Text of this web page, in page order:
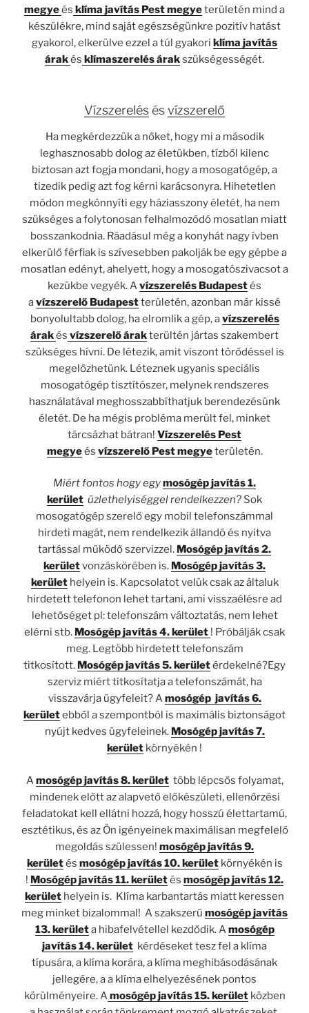
megyeés klíma javítás Pest megyeterületén mind a
készülékre, mind saját egészségünkre pozitív hatást
gyakorol, elkerülve ezzel a túl gyakori klíma javítás
árakés klímaszerelés árakszükségességét.
Vízszerelés ésvízszerelő
Ha megkérdezzük a nőket, hogy mi a második
leghasznosabb dolog az életükben, tízből kilenc
biztosan azt fogja mondani, hogy a mosogatógép, a
tizedik pedig azt fog kérni karácsonyra. Hihetetlen
módon megkönnyíti egy háziasszony életét, ha nem
szükséges a folytonosan felhalmozódó mosatlan miatt
bosszankodnia. Ráadásul még a konyhát nagy ívben
elkerülő férfiak is szívesebben pakolják be egy gépbe a
mosatlan edényt, ahelyett, hogy a mosogatószivacsot a
kezükbe vegyék. Avízszerelés Budapestés
avízszerelő Budapestterületén, azonban már kissé
bonyolultabb dolog, ha elromlik a gép, avízszerelés
árakés vízszerelő árakterültén jártas szakembert
szükséges hívni. De létezik, amit viszont törődéssel is
megelőzhetünk. Léteznek ugyanis speciális
mosogatógép tisztítószer, melynek rendszeres
használatával meghosszabbíthatjuk berendezésünk
életét. De ha mégis probléma merült fel, minket
tárcsázhat bátran! Vízszerelés Pest
megyeés vízszerelő Pest megyeterületén.
Miért fontos hogy egymosógép javítás 1.
kerület üzlethelyiséggel rendelkezzen? Sok
mosogatógép szerelő egy mobil telefonszámmal
hirdeti magát, nem rendelkezik állandó és nyitva
tartással működő szervizzel. Mosógép javítás 2.
kerületvonzáskörében is. Mosógép javítás 3.
kerülethelyein is. Kapcsolatot velük csak az általuk
hirdetett telefonon lehet tartani, ami visszaélésre ad
lehetőséget pl: telefonszám változtatás, nem lehet
elérni stb. Mosógép javítás 4. kerület ! Próbálják csak
meg. Legtöbb hirdetett telefonszám
titkosított. Mosógép javítás 5. kerületérdekelné?Egy
szerviz miért titkosítatja a telefonszámát, ha
visszavárja ügyfeleit? Amosógép javítás 6.
kerületebből a szempontból is maximális biztonságot
nyújt kedves ügyfeleinek. Mosógép javítás 7.
kerület környékén !
Amosógép javítás 8. kerülettöbb lépcsős folyamat,
mindenek előtt az alapvető előkészületi, ellenőrzési
feladatokat kell ellátni hozzá, hogy hosszú élettartamú,
esztétikus, és az Ön igényeinek maximálisan megfelelő
megoldás szülessen! mosógép javítás 9.
kerületés mosógép javítás 10. kerületkörnyékén is
! Mosógép javítás 11. kerületés mosógép javítás 12.
kerület helyein is. Klíma karbantartás miatt keressen
meg minket bizalommal! A szakszerű mosógép javítás
13. kerületa hibafelvétellel kezdődik. Amosógép
javítás 14. kerület kérdéseket tesz fel a klíma
típusára, a klíma korára, a klíma meghibásodásának
jellegére, a a klíma elhelyezésének pontos
körülményeire. Amosógép javítás 15. kerületközben